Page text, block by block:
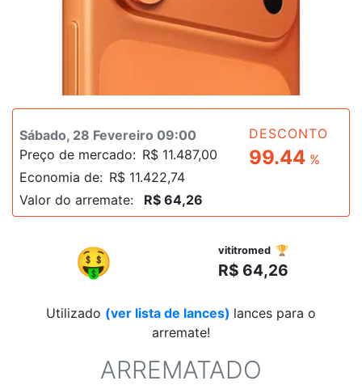
Sábado, 28 Fevereiro 09:00
Preço de mercado: R$ 11.487,00
Economia de: R$ 11.422,74
Valor do arremate:
R$ 64,26
DESCONTO
99.44 %
🤑 vititromed 🏆
R$ 64,26
Utilizado (ver lista de lances) lances para o
arremate!
ARREMATADO